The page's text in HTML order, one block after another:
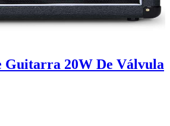
Guitarra 20W De Válvula